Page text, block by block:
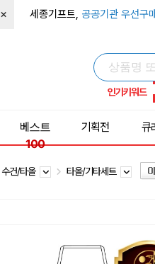
× 세종기프트, 공공기관 우선구
인기키워드
베스트
100
기획전 큐
수건/타올 타올/기타세트